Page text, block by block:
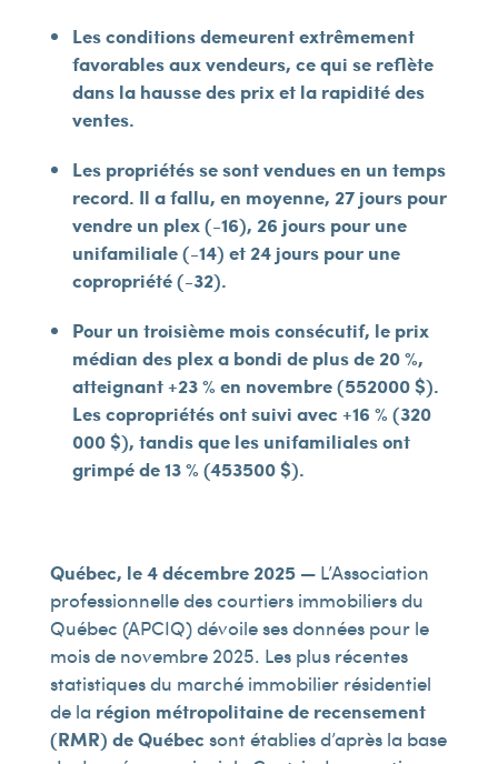
Les conditions demeurent extrêmement
favorables aux vendeurs, ce qui se reflète
dans la hausse des prix et la rapidité des
ventes.
Les propriétés se sont vendues en un temps
record. Il a fallu, en moyenne, 27 jours pour
vendre un plex (-16), 26 jours pour une
unifamiliale (-14) et 24 jours pour une
copropriété (-32).
Pour un troisième mois consécutif, le prix
médian des plex a bondi de plus de 20 %,
atteignant +23 % en novembre (552000 $).
Les copropriétés ont suivi avec +16 % (320
000 $), tandis que les unifamiliales ont
grimpé de 13 % (453500 $).
Québec, le 4 décembre 2025 — L’Association
professionnelle des courtiers immobiliers du
Québec (APCIQ) dévoile ses données pour le
mois de novembre 2025. Les plus récentes
statistiques du marché immobilier résidentiel
de la région métropolitaine de recensement
(RMR) de Québec sont établies d’après la base